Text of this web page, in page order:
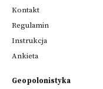
Kontakt
Regulamin
Instrukcja
Ankieta
Geopolonistyka